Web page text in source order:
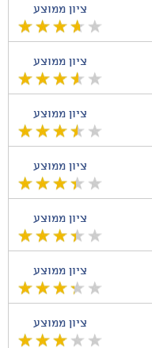
ציון ממוצע
ציון ממוצע
ציון ממוצע
ציון ממוצע
ציון ממוצע
ציון ממוצע
ציון ממוצע